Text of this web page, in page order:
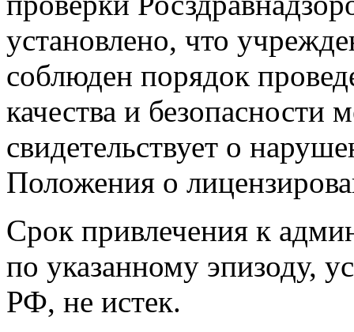
установлено, что
соблюден порядок
качества и безопасности
свидетельствует о
Положения о
Срок привлечения к
по указанному эпизоду,
РФ, не истек.